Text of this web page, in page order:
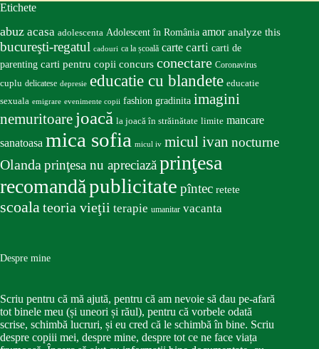
Etichete
abuz acasa adolescenta Adolescent în România amor analyze this
bucureşti-regatul cadouri ca la școală carte carti carti de
parenting carti pentru copii concurs conectare Coronavirus
cuplu delicatese depresie educatie cu blandete educatie
sexuala emigrare evenimente copii fashion gradinita imagini
nemuritoare joacă la joacă în străinătate limite mancare
sanatoasa mica sofia micul iv micul ivan nocturne
Olandaprinţesa nu apreciazăprinţesa
recomandăpublicitate pîntec retete
scoalateoria vieţii terapie umanitar vacanta
Despre mine
Scriu pentru că mă ajută, pentru că am nevoie să dau pe-afară
tot binele meu (și uneori și răul), pentru că vorbele odată
scrise, schimbă lucruri, și eu cred că le schimbă în bine. Scriu
despre copiii mei, despre mine, despre tot ce ne face viața